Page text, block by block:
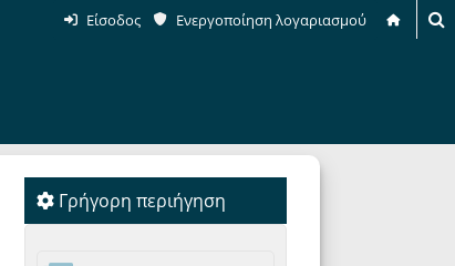
Είσοδος Ενεργοποίηση λογαριασμού
Γρήγορη περιήγηση